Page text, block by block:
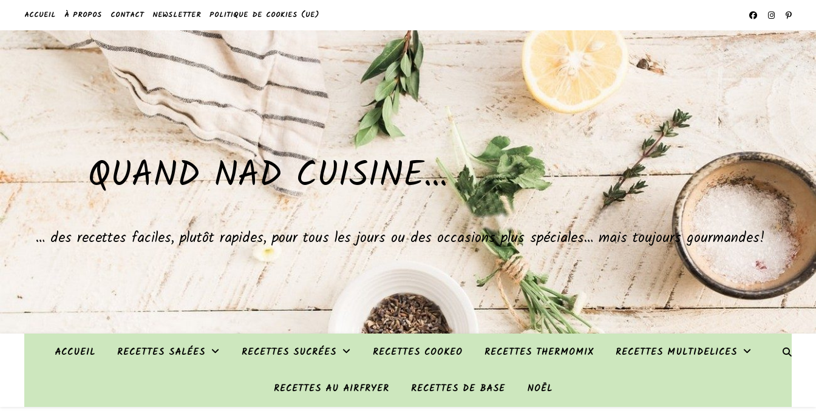
ACCUEIL À PROPOS CONTACT NEWSLETTER POLITIQUE DE COOKIES (UE)
QUAND NAD CUISINE…
… des recettes faciles, plutôt rapides, pour tous les jours ou des occasions plus spéciales… mais toujours gourmandes!
ACCUEIL RECETTES SALÉES RECETTES SUCRÉES RECETTES COOKEO RECETTES THERMOMIX RECETTES MULTIDELICES
RECETTES AU AIRFRYER RECETTES DE BASE NOËL